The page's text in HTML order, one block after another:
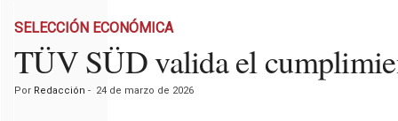
SELECCIÓN ECONÓMICA
TÜV SÜD valida el
Por Redacción - 24 de marzo de 2026